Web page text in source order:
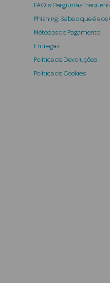
FAQ's: Perguntas
Phishing: Sabe o que é e
Métodos de Pagamento
Entregas
Política de Devoluções
Política de Cookies